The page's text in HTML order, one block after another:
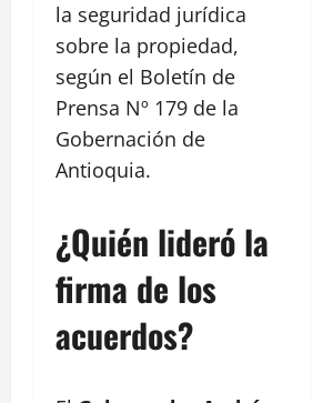
la seguridad jurídica
sobre la propiedad,
según el Boletín de
Prensa Nº 179 de la
Gobernación de
Antioquia.
¿Quién lideró la
firma de los
acuerdos?